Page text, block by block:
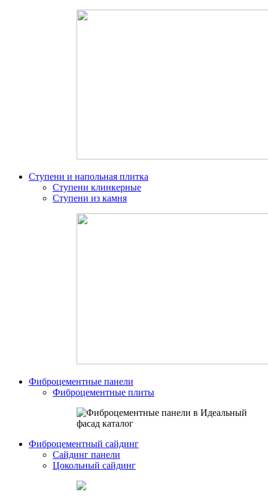
Ступени и напольная плитка
Ступени клинкерные
Ступени из камня
Фиброцементные панели
Фиброцементные плиты
Фиброцементный сайдинг
Сайдинг панели
Цокольный сайдинг